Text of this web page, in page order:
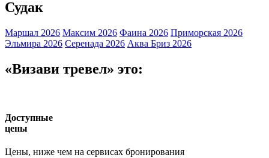
Судак
Маршал 2026 Максим 2026 Фаина 2026 Приморская 2026
Эльмира 2026 Серенада 2026 Аква Бриз 2026
«Визави тревел» это:
Доступные
цены
Цены, ниже чем на сервисах бронирования